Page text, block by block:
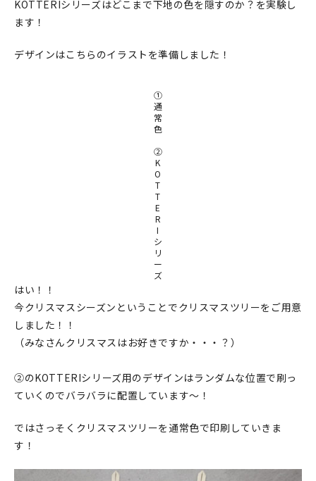
雑貨
イベント・ワークショップ
ギャラリー
カートを見る
KOTTERIシリーズはどこまで下地の色を隠すのか？を実験し
ます！
デザインはこちらのイラストを準備しました！
①
通
常
色
②
K
O
T
T
E
R
I
シ
リ
ー
ズ
はい！！
今クリスマスシーズンということでクリスマスツリーをご用意
しました！！
（みなさんクリスマスはお好きですか・・・？）
②のKOTTERIシリーズ用のデザインはランダムな位置で刷っ
ていくのでバラバラに配置しています～！
ではさっそくクリスマスツリーを通常色で印刷していきま
す！